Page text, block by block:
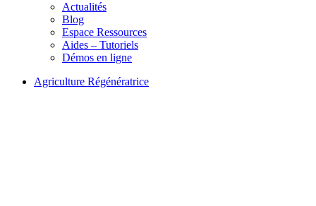
Actualités
Blog
Espace Ressources
Aides – Tutoriels
Démos en ligne
Agriculture Régénératrice